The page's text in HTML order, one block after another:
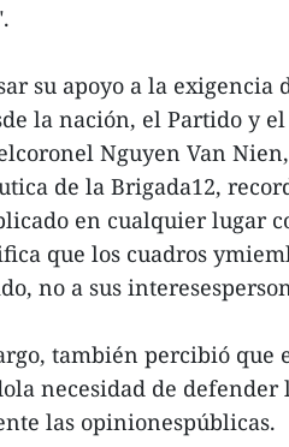
su apoyo a la exigencia
la nación, el Partido y
Nguyen Van
de la Brigada12,
en cualquier lugar
que los cuadros
no a sus
también percibió que
necesidad de
las opinionespúblicas.